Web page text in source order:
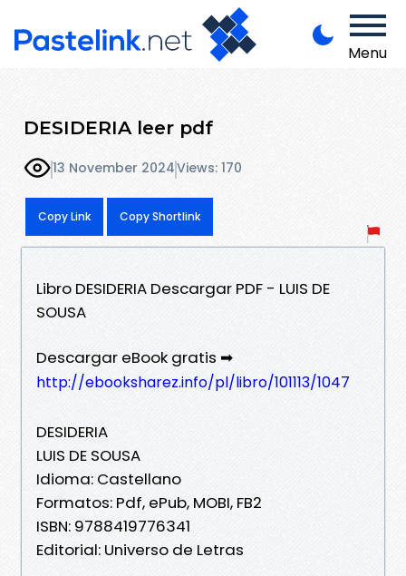
Menu
DESIDERIA leer pdf
13 November 2024Views: 170
Copy Link Copy Shortlink
Libro DESIDERIA Descargar PDF - LUIS DE
SOUSA
Descargar eBook gratis ➡
http://ebooksharez.info/pl/libro/101113/1047
DESIDERIA
LUIS DE SOUSA
Idioma: Castellano
Formatos: Pdf, ePub, MOBI, FB2
ISBN: 9788419776341
Editorial: Universo de Letras